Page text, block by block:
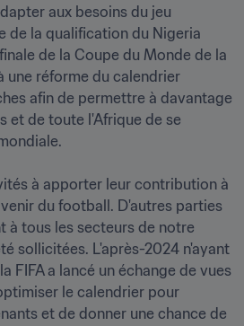
aux besoins du jeu
de la qualification du Nigeria
de la Coupe du Monde de la
une réforme du calendrier
afin de permettre à davantage
et de toute l'Afrique de se
à apporter leur contribution à
du football. D'autres parties
à tous les secteurs de notre
sollicitées. L'après-2024 n'ayant
FIFA a lancé un échange de vues
le calendrier pour
et de donner une chance de